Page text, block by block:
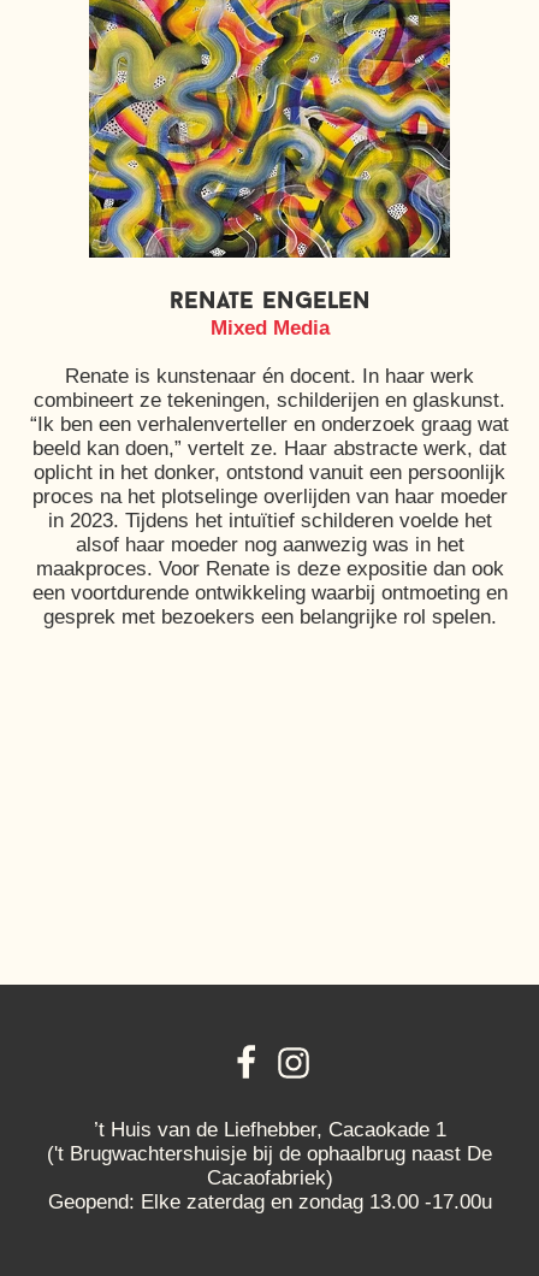
renate engelen
Mixed Media
Renate is kunstenaar én docent. In haar werk
combineert ze tekeningen, schilderijen en glaskunst.
“Ik ben een verhalenverteller en onderzoek graag wat
beeld kan doen,” vertelt ze. Haar abstracte werk, dat
oplicht in het donker, ontstond vanuit een persoonlijk
proces na het plotselinge overlijden van haar moeder
in 2023. Tijdens het intuïtief schilderen voelde het
alsof haar moeder nog aanwezig was in het
maakproces. Voor Renate is deze expositie dan ook
een voortdurende ontwikkeling waarbij ontmoeting en
gesprek met bezoekers een belangrijke rol spelen.
’t Huis van de Liefhebber, Cacaokade 1
('t Brugwachtershuisje bij de ophaalbrug naast De
Cacaofabriek)
Geopend: Elke zaterdag en zondag 13.00 -17.00u